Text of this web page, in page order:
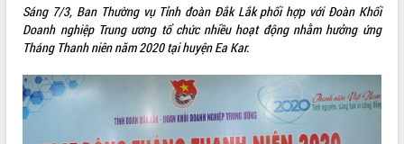
SỞ, BAN, NGÀNH
THÔNG TIN CHỈ ĐẠO ĐIỀU HÀNH
HỆ THỐNG VĂN BẢN
Sáng 7/3, Ban Thường vụ Tỉnh đoàn Đắk Lắk phối hợp với Đoàn Khối
Doanh nghiệp Trung ương tổ chức nhiều hoạt động nhằm hưởng ứng
Tháng Thanh niên năm 2020 tại huyện Ea Kar.